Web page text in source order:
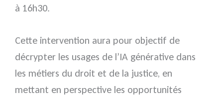
à 16h30.
Cette intervention aura pour objectif de
décrypter les usages de l’IA générative dans
les métiers du droit et de la justice, en
mettant en perspective les opportunités